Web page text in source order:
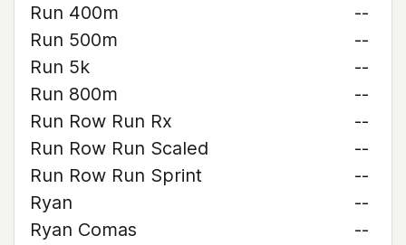
Run 400m
--
Run 500m
--
Run 5k
--
Run 800m
--
Run Row Run Rx
--
Run Row Run Scaled
--
Run Row Run Sprint
--
Ryan
--
Ryan Comas
--